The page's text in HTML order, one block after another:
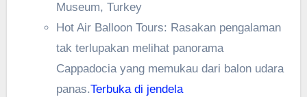
Museum, Turkey
Hot Air Balloon Tours: Rasakan pengalaman
tak terlupakan melihat panorama
Cappadocia yang memukau dari balon udara
panas.Terbuka di jendela